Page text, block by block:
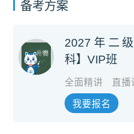
备考方案
2027年二
科】VIP班
全面精讲 直播
我要报名